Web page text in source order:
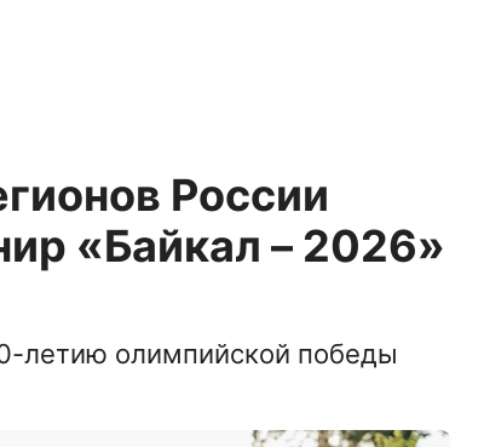
России
«Байкал – 2026»
летию олимпийской победы